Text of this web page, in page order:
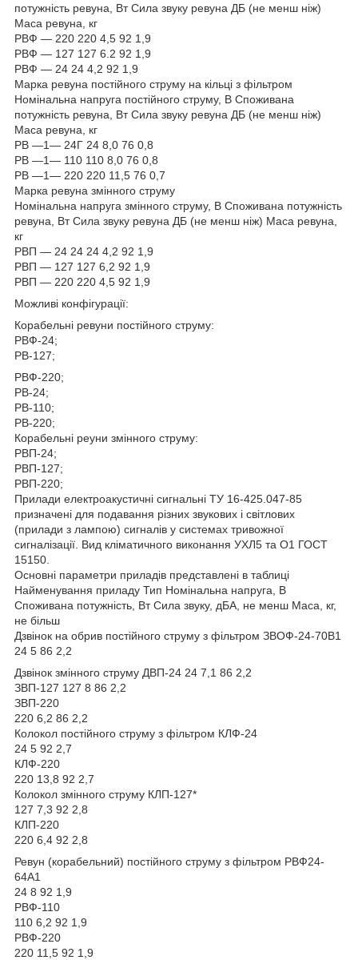
потужність ревуна, Вт Сила звуку ревуна ДБ (не менш ніж)
Маса ревуна, кг
РВФ — 220 220 4,5 92 1,9
РВФ — 127 127 6.2 92 1,9
РВФ — 24 24 4,2 92 1,9
Марка ревуна постійного струму на кільці з фільтром
Номінальна напруга постійного струму, В Споживана
потужність ревуна, Вт Сила звуку ревуна ДБ (не менш ніж)
Маса ревуна, кг
РВ —1— 24Г 24 8,0 76 0,8
РВ —1— 110 110 8,0 76 0,8
РВ —1— 220 220 11,5 76 0,7
Марка ревуна змінного струму
Номінальна напруга змінного струму, В Споживана потужність
ревуна, Вт Сила звуку ревуна ДБ (не менш ніж) Маса ревуна,
кг
РВП — 24 24 24 4,2 92 1,9
РВП — 127 127 6,2 92 1,9
РВП — 220 220 4,5 92 1,9
Можливі конфігурації:
Корабельні ревуни постійного струму:
РВФ-24;
РВ-127;
РВФ-220;
РВ-24;
РВ-110;
РВ-220;
Корабельні реуни змінного струму:
РВП-24;
РВП-127;
РВП-220;
Прилади електроакустичні сигнальні ТУ 16-425.047-85
призначені для подавання різних звукових і світлових
(прилади з лампою) сигналів у системах тривожної
сигналізації. Вид кліматичного виконання УХЛ5 та О1 ГОСТ
15150.
Основні параметри приладів представлені в таблиці
Найменування приладу Тип Номінальна напруга, В
Споживана потужність, Вт Сила звуку, дБА, не менш Маса, кг,
не більш
Дзвінок на обрив постійного струму з фільтром ЗВОФ-24-70В1
24 5 86 2,2
Дзвінок змінного струму ДВП-24 24 7,1 86 2,2
ЗВП-127 127 8 86 2,2
ЗВП-220
220 6,2 86 2,2
Колокол постійного струму з фільтром КЛФ-24
24 5 92 2,7
КЛФ-220
220 13,8 92 2,7
Колокол змінного струму КЛП-127*
127 7,3 92 2,8
КЛП-220
220 6,4 92 2,8
Ревун (корабельний) постійного струму з фільтром РВФ24-
64А1
24 8 92 1,9
РВФ-110
110 6,2 92 1,9
РВФ-220
220 11,5 92 1,9